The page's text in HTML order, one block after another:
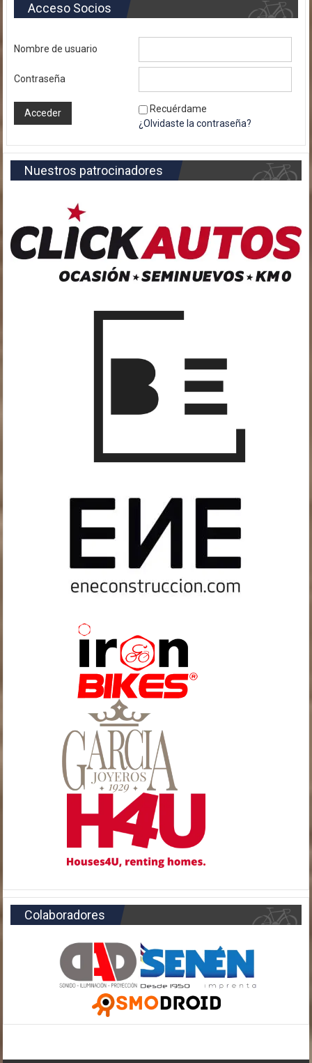
Acceso Socios
Nombre de usuario
Contraseña
Recuérdame
¿Olvidaste la contraseña?
Nuestros patrocinadores
Colaboradores